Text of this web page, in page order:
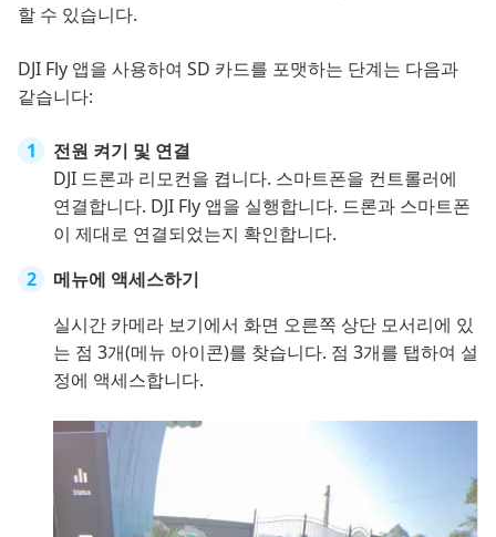
할 수 있습니다.
DJI Fly 앱을 사용하여 SD 카드를 포맷하는 단계는 다음과
같습니다:
전원 켜기 및 연결
DJI 드론과 리모컨을 켭니다. 스마트폰을 컨트롤러에
연결합니다. DJI Fly 앱을 실행합니다. 드론과 스마트폰
이 제대로 연결되었는지 확인합니다.
메뉴에 액세스하기
실시간 카메라 보기에서 화면 오른쪽 상단 모서리에 있
는 점 3개(메뉴 아이콘)를 찾습니다. 점 3개를 탭하여 설
정에 액세스합니다.